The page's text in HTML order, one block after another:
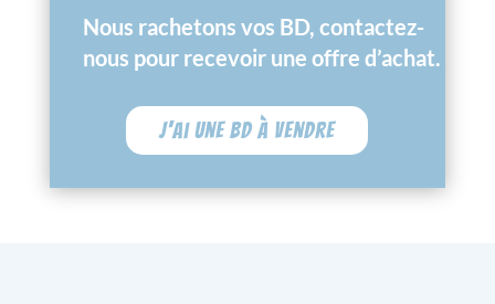
Nous rachetons vos BD, contactez-
nous pour recevoir une offre d’achat.
J'ai une BD à vendre